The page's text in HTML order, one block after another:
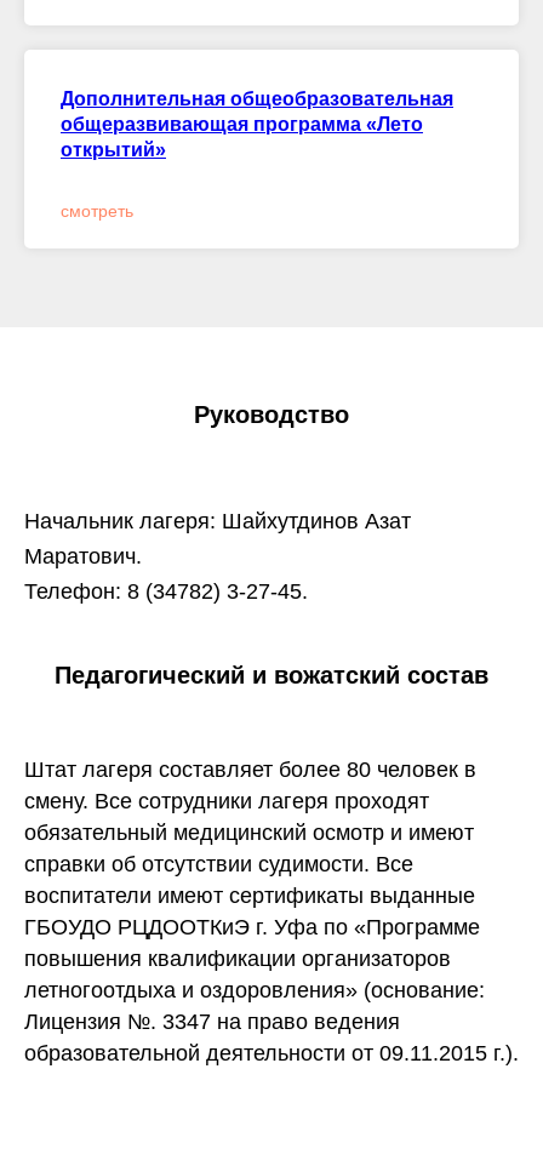
Дополнительная общеобразовательная
общеразвивающая программа «Лето
открытий»
смотреть
Руководство
Начальник лагеря: Шайхутдинов Азат
Маратович.
Телефон: 8 (34782) 3-27-45.
Педагогический и вожатский состав
Штат лагеря составляет более 80 человек в
смену. Все сотрудники лагеря проходят
обязательный медицинский осмотр и имеют
справки об отсутствии судимости. Все
воспитатели имеют сертификаты выданные
ГБОУДО РЦДООТКиЭ г. Уфа по «Программе
повышения квалификации организаторов
летногоотдыха и оздоровления» (основание:
Лицензия №. 3347 на право ведения
образовательной деятельности от 09.11.2015 г.).